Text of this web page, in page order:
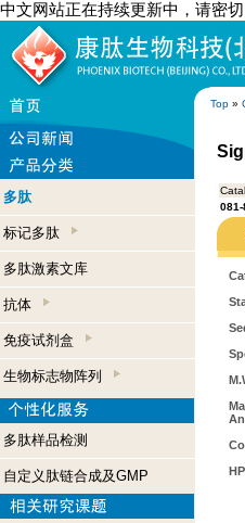
中文网站正在持续更新中，请密
Top »
多肽
标记多肽
多肽激素文库
抗体
免疫试剂盒
生物标志物阵列
多肽样品检测
自定义肽链合成及GMP
081-